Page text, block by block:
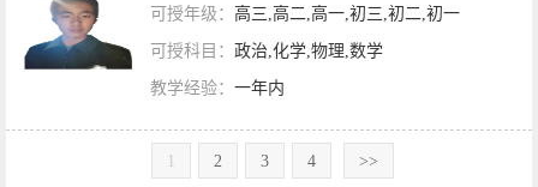
可授年级： 高三,高二,高一,初三,初二,初一
可授科目： 政治,化学,物理,数学
教学经验： 一年内
2 3 4 >>